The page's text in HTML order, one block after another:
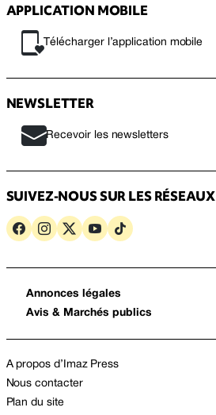
APPLICATION MOBILE
Télécharger l’application mobile
NEWSLETTER
Recevoir les newsletters
SUIVEZ-NOUS SUR LES RÉSEAUX
Annonces légales
Avis & Marchés publics
A propos d’Imaz Press
Nous contacter
Plan du site